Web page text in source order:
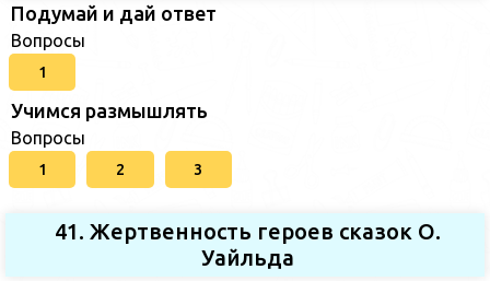
Подумай и дай ответ
Вопросы
1
Учимся размышлять
Вопросы
1 2 3
41. Жертвенность героев сказок О.
Уайльда